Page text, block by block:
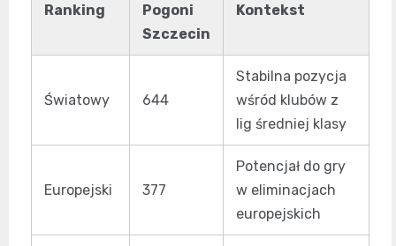
Ranking
Pogoni
Szczecin
Kontekst
Światowy 644
Stabilna pozycja
wśród klubów z
lig średniej klasy
Europejski 377
Potencjał do gry
w eliminacjach
europejskich